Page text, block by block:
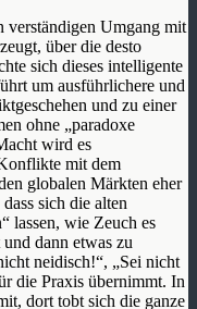
verständigen Umgang mit
über die desto
sich dieses intelligente
um ausführlichere und
und zu einer
ohne „paradoxe
wird es
mit dem
globalen Märkten eher
sich die alten
lassen, wie Zeuch es
dann etwas zu
neidisch!“, „Sei nicht
die Praxis übernimmt. In
dort tobt sich die ganze